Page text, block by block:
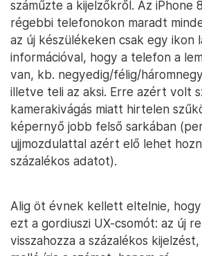
száműzte a kijelzőkről. Az iPhone
régebbi telefonokon maradt
az új készülékeken csak egy ikon
információval, hogy a telefon a
van, kb. negyedig/félig/
illetve teli az aksi. Erre azért volt
kamerakivágás miatt hirtelen
képernyő jobb felső sarkában
ujjmozdulattal azért elő lehet
százalékos adatot).
Alig öt évnek kellett eltelnie,
ezt a gordiuszi UX-csomót: az új
visszahozza a százalékos